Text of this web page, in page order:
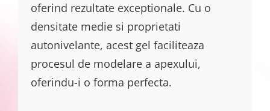
oferind rezultate exceptionale. Cu o
densitate medie si proprietati
autonivelante, acest gel faciliteaza
procesul de modelare a apexului,
oferindu-i o forma perfecta.